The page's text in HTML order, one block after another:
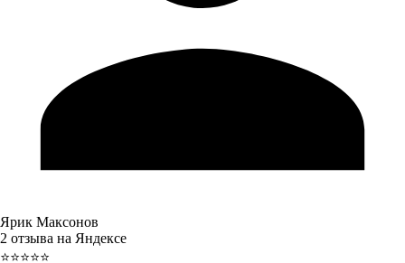
Ярик Максонов
2 отзыва на Яндексе
⭐⭐⭐⭐⭐